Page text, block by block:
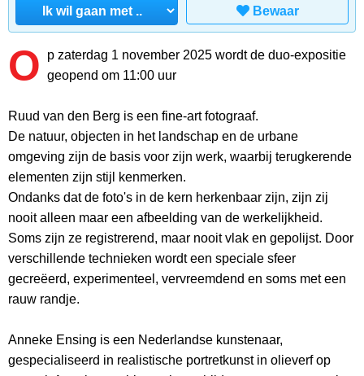
Bewaar
O
p zaterdag 1 november 2025 wordt de duo-expositie
geopend om 11:00 uur
Ruud van den Berg is een fine-art fotograaf.
De natuur, objecten in het landschap en de urbane
omgeving zijn de basis voor zijn werk, waarbij terugkerende
elementen zijn stijl kenmerken.
Ondanks dat de foto's in de kern herkenbaar zijn, zijn zij
nooit alleen maar een afbeelding van de werkelijkheid.
Soms zijn ze registrerend, maar nooit vlak en gepolijst. Door
verschillende technieken wordt een speciale sfeer
gecreëerd, experimenteel, vervreemdend en soms met een
rauw randje.
Anneke Ensing is een Nederlandse kunstenaar,
gespecialiseerd in realistische portretkunst in olieverf op